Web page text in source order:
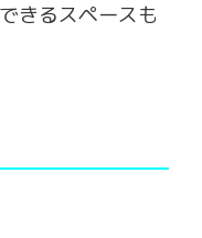
きるスペースも